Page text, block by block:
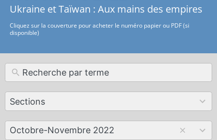
Ukraine et Taïwan : Aux mains des empires
Cliquez sur la couverture pour acheter le numéro papier ou PDF (si
disponible)
Sections
12
results
Octobre-Novembre 2022
179
results